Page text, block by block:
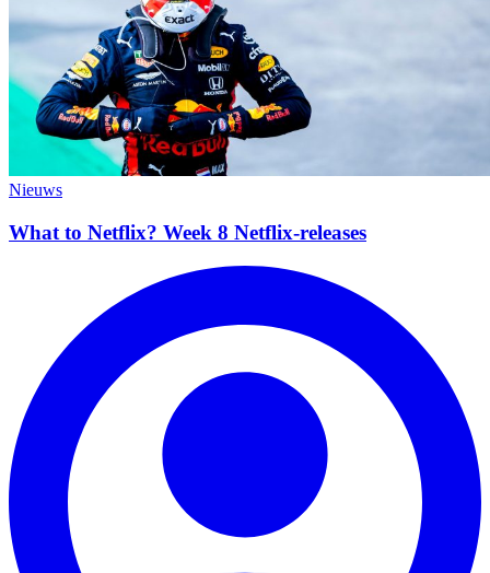
Nieuws
What to Netflix? Week 8 Netflix-releases